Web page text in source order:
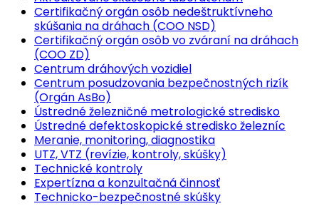
Certifikačný orgán osôb nedeštruktívneho
skúšania na dráhach (COO NSD)
Certifikačný orgán osôb vo zváraní na dráhach
(COO ZD)
Centrum dráhových vozidiel
Centrum posudzovania bezpečnostných rizík
(Orgán AsBo)
Ústredné železničné metrologické stredisko
Ústredné defektoskopické stredisko železníc
Meranie, monitoring, diagnostika
UTZ, VTZ (revízie, kontroly, skúšky)
Technické kontroly
Expertízna a konzultačná činnosť
Technicko-bezpečnostné skúšky